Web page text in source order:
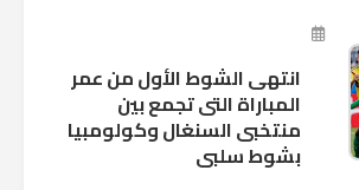
"كريستوفسك...
انتهى الشوط الأول من عمر
المباراة التى تجمع بين
منتخبى السنغال وكولومبيا
بشوط سلبى